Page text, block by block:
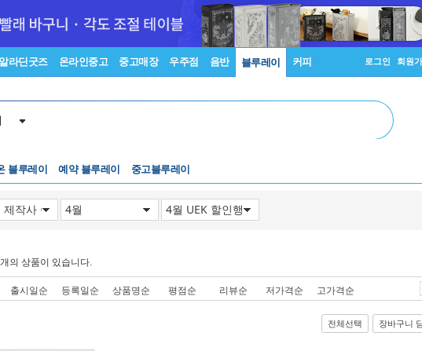
라딘굿즈 온라인중고 중고매장 우주점 음반 블루레이 커피 로그인 회원
블루레이 예약 블루레이 중고블루레이
개의 상품이 있습니다.
출시일순 등록일순 상품명순 평점순 리뷰순 저가격순 고가격순
전체선택 장바구니